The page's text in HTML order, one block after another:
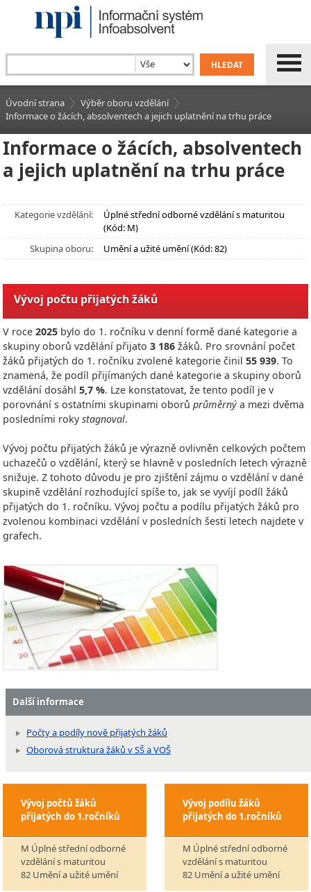
Úvodní strana
Výběr oboru vzdělání
Informace o žácích, absolventech a jejich uplatnění na trhu práce
Informace o žácích, absolventech
a jejich uplatnění na trhu práce
Kategorie vzdělání:
Úplné střední odborné vzdělání s maturitou
(Kód: M)
Skupina oboru:
Umění a užité umění (Kód: 82)
Vývoj počtu přijatých žáků
V roce 2025 bylo do 1. ročníku v denní formě dané kategorie a
skupiny oborů vzdělání přijato 3 186 žáků. Pro srovnání počet
žáků přijatých do 1. ročníku zvolené kategorie činil 55 939. To
znamená, že podíl přijímaných dané kategorie a skupiny oborů
vzdělání dosáhl 5,7 %. Lze konstatovat, že tento podíl je v
porovnání s ostatními skupinami oborů průměrnýa mezi dvěma
posledními rokystagnoval.
Vývoj počtu přijatých žáků je výrazně ovlivněn celkových počtem
uchazečů o vzdělání, který se hlavně v posledních letech výrazně
snižuje. Z tohoto důvodu je pro zjištění zájmu o vzdělání v dané
skupině vzdělání rozhodující spíše to, jak se vyvíjí podíl žáků
přijatých do 1. ročníku. Vývoj počtu a podílu přijatých žáků pro
zvolenou kombinaci vzdělání v posledních šesti letech najdete v
grafech.
Další informace
Počty a podíly nově přijatých žáků
Oborová struktura žáků v SŠ a VOŠ
Vývoj počtů žáků
přijatých do 1.ročníků
M Úplné střední odborné
vzdělání s maturitou
82 Umění a užité umění
Vývoj podílu žáků
přijatých do 1.ročníků
M Úplné střední odborné
vzdělání s maturitou
82 Umění a užité umění